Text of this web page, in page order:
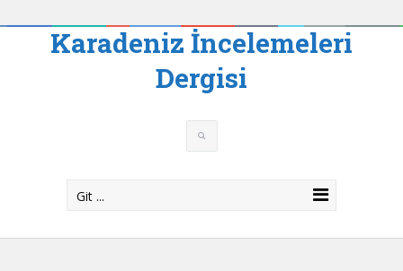
Karadeniz İncelemeleri
Dergisi
Git ...